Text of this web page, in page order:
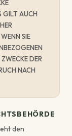
GILT AUCH
SIE
DER
NACH
den